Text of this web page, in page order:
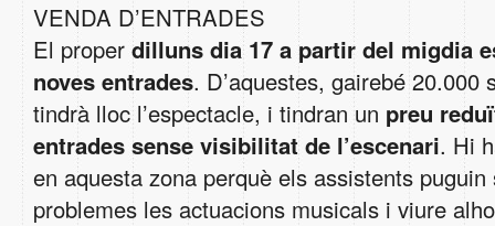
VENDA D’ENTRADES
El proper dilluns dia 17 a partir del migdia
noves entrades. D’aquestes, gairebé 20.000
tindrà lloc l’espectacle, i tindran un preu
entrades sense visibilitat de l’escenari. Hi
en aquesta zona perquè els assistents
problemes les actuacions musicals i viure